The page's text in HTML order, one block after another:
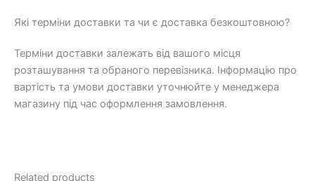
Які терміни доставки та чи є доставка безкоштовною?
Терміни доставки залежать від вашого місця
розташування та обраного перевізника. Інформацію про
вартість та умови доставки уточнюйте у менеджера
магазину під час оформлення замовлення.
Related products